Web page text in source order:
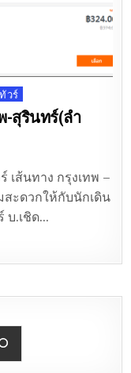
วร์
-สุรินทร์(ลำ
เส้นทาง กรุงเทพ –
สะดวกให้กับนักเดิน
บ.เชิด…